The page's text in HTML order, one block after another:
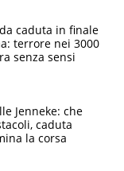
F
caduta in finale
terrore nei 3000
senza sensi
Jenneke: che
caduta
la corsa